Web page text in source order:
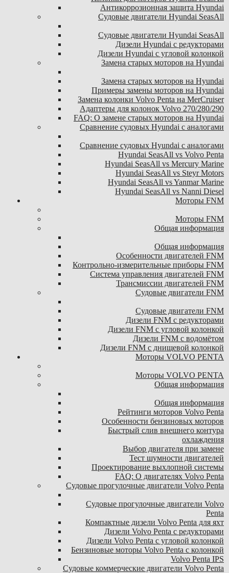
Антикоррозионная защита Hyundai
Судовые двигатели Hyundai SeasAll
Судовые двигатели Hyundai SeasAll
Дизели Hyundai с редукторами
Дизели Hyundai с угловой колонкой
Замена старых моторов на Hyundai
Замена старых моторов на Hyundai
Примеры замены моторов на Hyundai
Замена колонки Volvo Penta на MerCruiser
Адаптеры для колонок Volvo 270/280/290
FAQ: О замене старых моторов на Hyundai
Сравнение судовых Hyundai с аналогами
Сравнение судовых Hyundai с аналогами
Hyundai SeasAll vs Volvo Penta
Hyundai SeasAll vs Mercury Marine
Hyundai SeasAll vs Steyr Motors
Hyundai SeasAll vs Yanmar Marine
Hyundai SeasAll vs Nanni Diesel
Моторы FNM
Моторы FNM
Общая информация
Общая информация
Особенности двигателей FNM
Контрольно-измерительные приборы FNM
Система управления двигателей FNM
Трансмиссии двигателей FNM
Судовые двигатели FNM
Судовые двигатели FNM
Дизели FNM с редукторами
Дизели FNM с угловой колонкой
Дизели FNM с водомётом
Дизели FNM с днищевой колонкой
Моторы VOLVO PENTA
Моторы VOLVO PENTA
Общая информация
Общая информация
Рейтинги моторов Volvo Penta
Особенности бензиновых моторов
Быстрый слив внешнего контура
охлаждения
Выбор двигателя при замене
Тест шумности двигателей
Проектирование выхлопной системы
FAQ: О двигателях Volvo Penta
Судовые прогулочные двигатели Volvo Penta
Судовые прогулочные двигатели Volvo
Penta
Компактные дизели Volvo Penta для яхт
Дизели Volvo Penta с редукторами
Дизели Volvo Penta с угловой колонкой
Бензиновые моторы Volvo Penta с колонкой
Volvo Penta IPS
Судовые коммерческие двигатели Volvo Penta